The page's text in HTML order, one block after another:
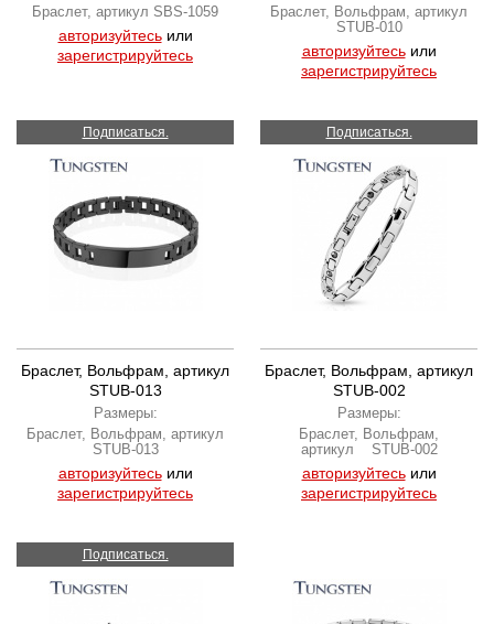
Браслет, артикул SBS-1059
авторизуйтесьили
зарегистрируйтесь
Браслет, Вольфрам, артикул
STUB-010
авторизуйтесьили
зарегистрируйтесь
Подписаться.
Браслет, Вольфрам, артикул
STUB-013
Размеры:
Браслет, Вольфрам, артикул
STUB-013
авторизуйтесьили
зарегистрируйтесь
Подписаться.
Браслет, Вольфрам, артикул
STUB-002
Размеры:
Браслет, Вольфрам,
артикул STUB-002
авторизуйтесьили
зарегистрируйтесь
Подписаться.